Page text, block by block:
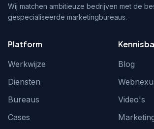
Wij matchen ambitieuze bedrijven met de
gespecialiseerde marketingbureaus.
Platform
Werkwijze
Diensten
Bureaus
Cases
Blog
Video's